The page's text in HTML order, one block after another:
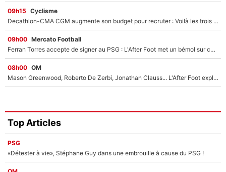
09h15 Cyclisme
Decathlon-CMA CGM augmente son budget pour recruter : Voilà les trois premiers coureurs qui font rejoindre Paul Seixas en 2027 !
09h00 Mercato Football
Ferran Torres accepte de signer au PSG : L'After Foot met un bémol sur ce transfert, le champion du monde va couter trop cher ?
08h00 OM
Mason Greenwood, Roberto De Zerbi, Jonathan Clauss... L'After Foot explique pourquoi Medhi Benatia a craqué à l'OM !
Top Articles
PSG
«Détester à vie», Stéphane Guy dans une embrouille à cause du PSG !